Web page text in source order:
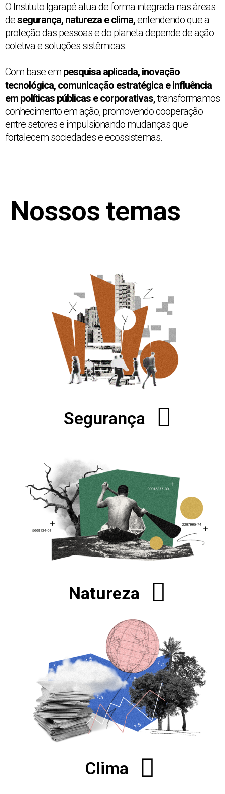
O Instituto Igarapé atua de forma integrada nas áreas
desegurança, natureza e clima,entendendo que a
proteção das pessoas e do planeta depende de ação
coletiva e soluções sistêmicas.
Com base em pesquisa aplicada, inovação
tecnológica, comunicação estratégica e influência
em políticas públicas e corporativas,transformamos
conhecimento em ação, promovendo cooperação
entre setores e impulsionando mudanças que
fortalecem sociedades e ecossistemas.
Nossos temas
Segurança
Natureza
Clima